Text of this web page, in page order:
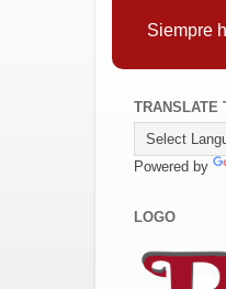
Siempre
la TRANSLATE
Powered by
LOGO